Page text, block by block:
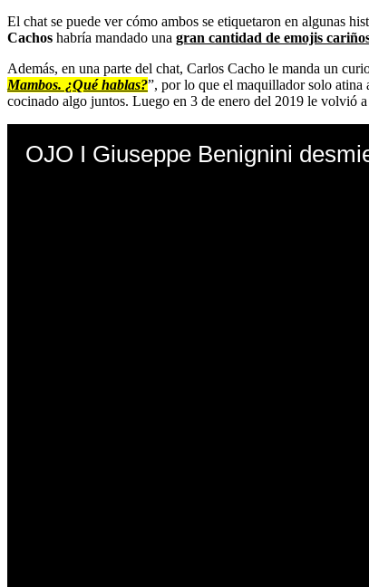
El chat se puede ver cómo ambos se etiquetaron en algunas
Cachos habría mandado una gran cantidad de emojis
Además, en una parte del chat, Carlos Cacho le manda un
Mambos. ¿Qué hablas?”, por lo que el maquillador solo atina
cocinado algo juntos. Luego en 3 de enero del 2019 le volvió
OJO I Giuseppe Benignini